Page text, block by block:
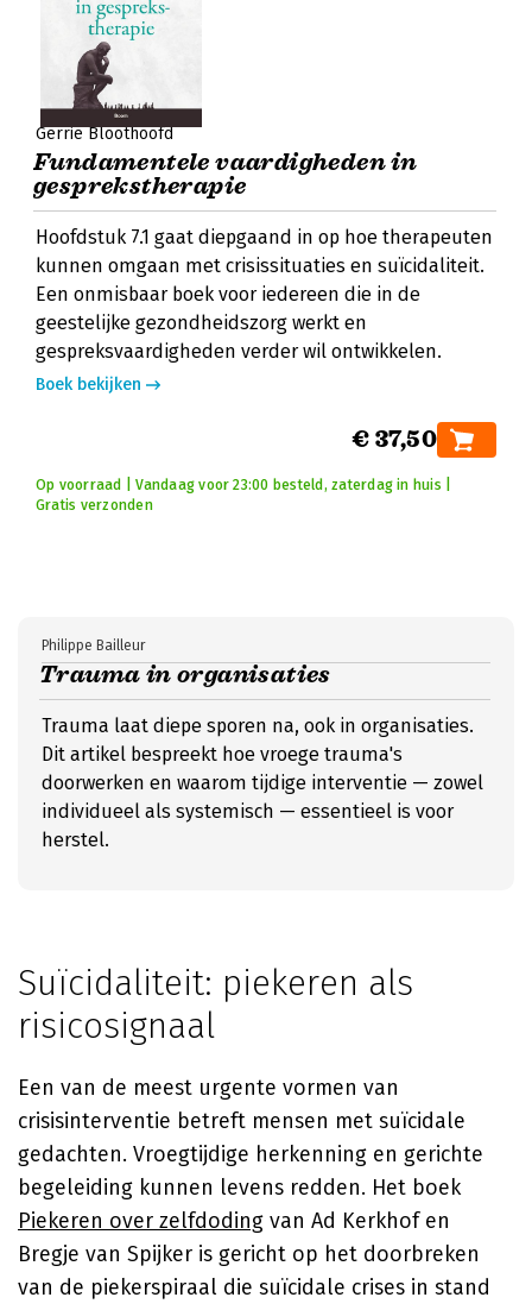
Gerrie Bloothoofd
Fundamentele vaardigheden in
gesprekstherapie
Hoofdstuk 7.1 gaat diepgaand in op hoe therapeuten
kunnen omgaan met crisissituaties en suïcidaliteit.
Een onmisbaar boek voor iedereen die in de
geestelijke gezondheidszorg werkt en
gespreksvaardigheden verder wil ontwikkelen.
Boek bekijken
€ 37,50
Op voorraad | Vandaag voor 23:00 besteld, zaterdag in huis |
Gratis verzonden
Trauma in organisaties
Philippe Bailleur
Trauma laat diepe sporen na, ook in organisaties.
Dit artikel bespreekt hoe vroege trauma's
doorwerken en waarom tijdige interventie — zowel
individueel als systemisch — essentieel is voor
herstel.
Suïcidaliteit: piekeren als
risicosignaal
Een van de meest urgente vormen van
crisisinterventie betreft mensen met suïcidale
gedachten. Vroegtijdige herkenning en gerichte
begeleiding kunnen levens redden. Het boek
Piekeren over zelfdoding van Ad Kerkhofen
Bregje van Spijker is gericht op het doorbreken
van de piekerspiraal die suïcidale crises in stand